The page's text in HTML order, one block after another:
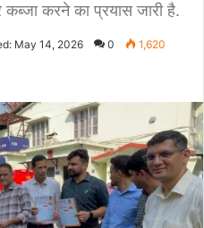
कब्जा करने का प्रयास जारी है.
May 14, 2026 0 1,620